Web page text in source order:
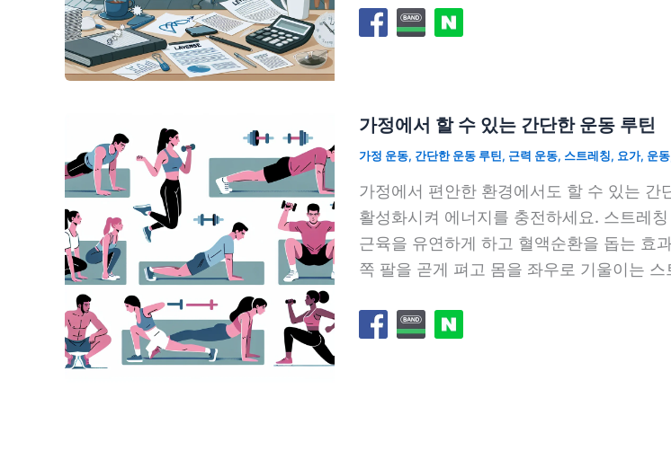
가정에서 할 수 있는 간단한 운동 루틴
가정 운동, 간단한 운동 루틴, 근력 운동, 스트레칭, 요가, 운동
가정에서 편안한 환경에서도 할 수 있는
활성화시켜 에너지를 충전하세요. 스트레
근육을 유연하게 하고 혈액순환을 돕는 효
쪽 팔을 곧게 펴고 몸을 좌우로 기울이는